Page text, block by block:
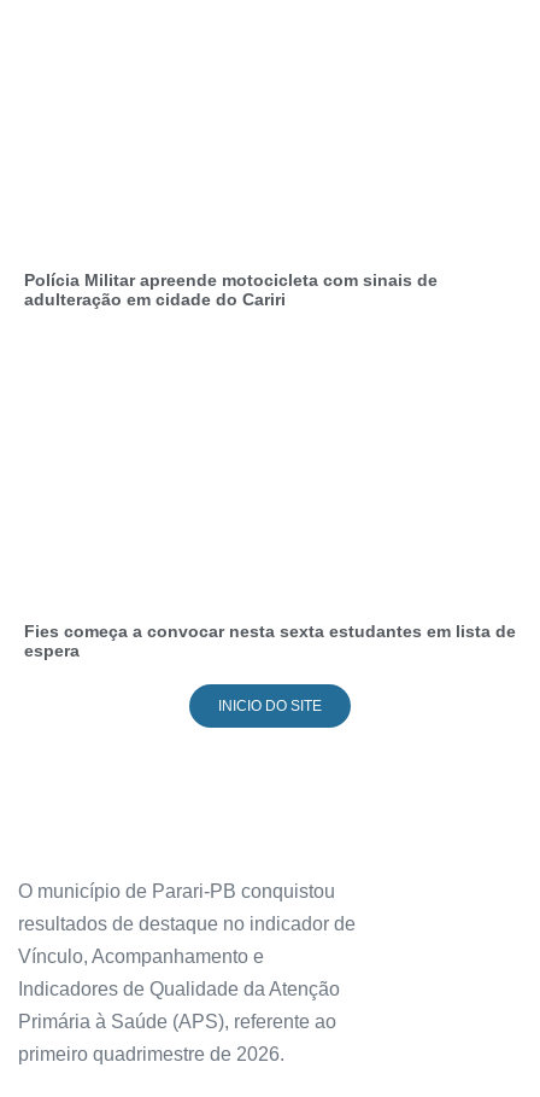
Polícia Militar apreende motocicleta com sinais de
adulteração em cidade do Cariri
Fies começa a convocar nesta sexta estudantes em lista de
espera
INICIO DO SITE
O município de Parari-PB conquistou
resultados de destaque no indicador de
Vínculo, Acompanhamento e
Indicadores de Qualidade da Atenção
Primária à Saúde (APS), referente ao
primeiro quadrimestre de 2026.